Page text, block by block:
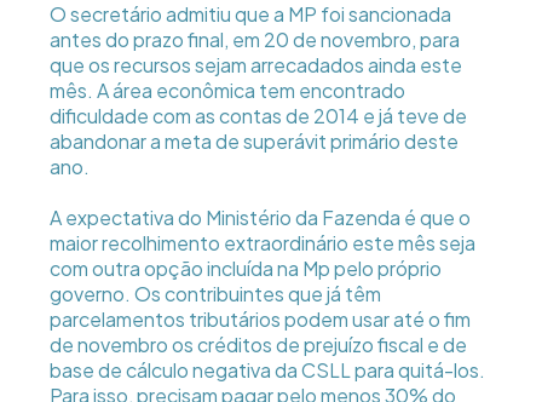
O secretário admitiu que a MP foi sancionada
antes do prazo final, em 20 de novembro, para
que os recursos sejam arrecadados ainda este
mês. A área econômica tem encontrado
dificuldade com as contas de 2014 e já teve de
abandonar a meta de superávit primário deste
ano.
A expectativa do Ministério da Fazenda é que o
maior recolhimento extraordinário este mês seja
com outra opção incluída na Mp pelo próprio
governo. Os contribuintes que já têm
parcelamentos tributários podem usar até o fim
de novembro os créditos de prejuízo fiscal e de
base de cálculo negativa da CSLL para quitá-los.
Para isso, precisam pagar pelo menos 30% do